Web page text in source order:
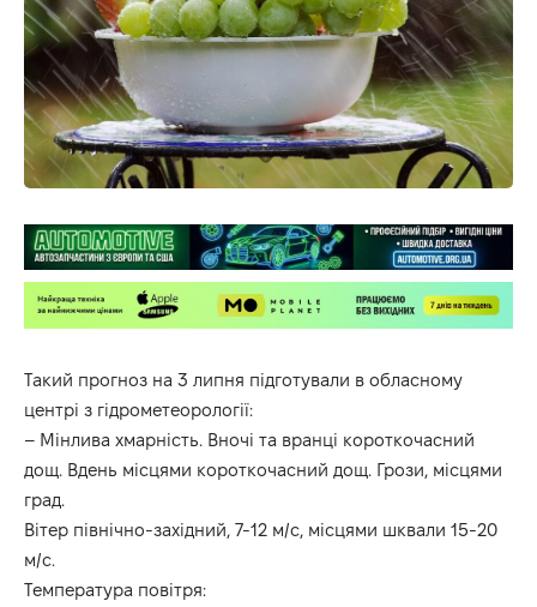
Такий прогноз на 3 липня підготували в обласному
центрі з гідрометеорології:
– Мінлива хмарність. Вночі та вранці короткочасний
дощ. Вдень місцями короткочасний дощ. Грози, місцями
град.
Вітер північно-західний, 7-12 м/с, місцями шквали 15-20
м/с.
Температура повітря: